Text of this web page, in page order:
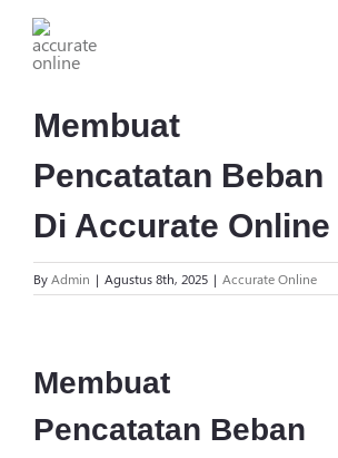
content
Membuat
Pencatatan Beban
Di Accurate Online
ByAdmin | Agustus 8th, 2025 | Accurate Online
Image
Membuat
Pencatatan Beban